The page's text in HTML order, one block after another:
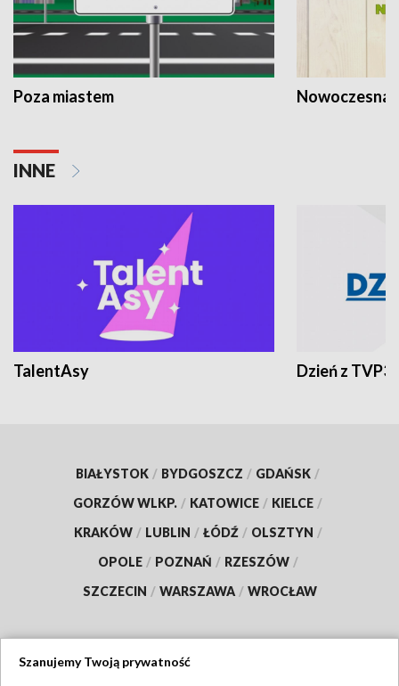
Poza miastem Nowoczesna
INNE
TalentAsy Dzień z TVP3
BIAŁYSTOK / BYDGOSZCZ / GDAŃSK /
GORZÓW WLKP. / KATOWICE / KIELCE /
KRAKÓW / LUBLIN / ŁÓDŹ / OLSZTYN /
OPOLE / POZNAŃ / RZESZÓW /
SZCZECIN / WARSZAWA / WROCŁAW
Szanujemy Twoją prywatność